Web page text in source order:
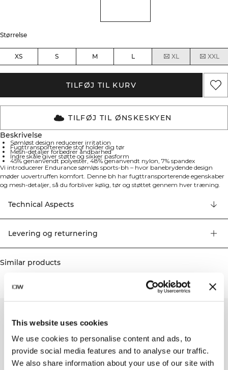
This website uses cookies
We use cookies to personalise content and ads, to
provide social media features and to analyse our traffic.
We also share information about your use of our site with
Størrelse
XS S M L XL XXL
TILFØJ TIL KURV
TILFØJ TIL ØNSKESKYEN
Beskrivelse
Sømløst design reducerer irritation
Fugttransporterende stof holder dig tør
Mesh-detaljer forbedrer åndbarhed
Indre skåle giver støtte og sikker pasform
45% genanvendt polyester, 48% genanvendt nylon, 7% spandex
Vi introducerer Endurance sømløs sports-bh – hvor banebrydende design
møder uovertruffen komfort. Denne bh har fugttransporterende egenskaber
og mesh-detaljer, så du forbliver kølig, tør og støttet gennem hver træning.
sikker pasform, så du kan fokusere på din præstation. Sømløst design
reducerer gnidninger og styrker komforten. Fugttransporterende holder dig
tør under intens træning. Detaljer i mesh forbedrer åndbarhed og
Alsidig æstetik perfekt til både aktiv brug og fritidstøj. 45% genanvendt
Technical Aspects
Levering og returnering
Similar products